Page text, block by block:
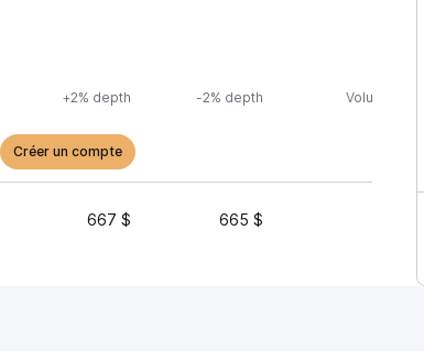
+2% depth -2% depth Volume (24h)
Créer un compte
667 $ 665 $